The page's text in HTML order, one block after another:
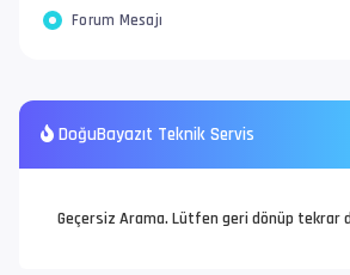
Forum Mesajı
DoğuBayazıt Teknik Servis
Geçersiz Arama. Lütfen geri dönüp tekrar